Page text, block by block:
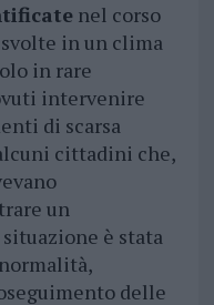
nel corso
in un clima
in rare
intervenire
di scarsa
cittadini che,
un
situazione è stata
delle